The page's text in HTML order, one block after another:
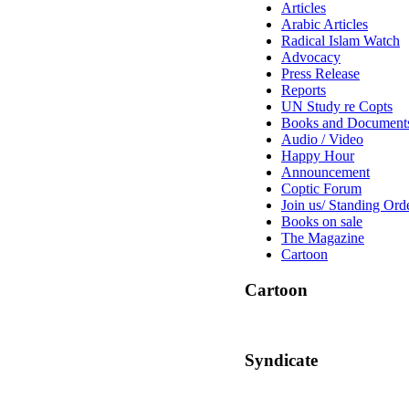
Articles
Arabic Articles
Radical Islam Watch
Advocacy
Press Release
Reports
UN Study re Copts
Books and
Audio / Video
Happy Hour
Announcement
Coptic Forum
Join us/ Standing
Books on sale
The Magazine
Cartoon
Cartoon
Syndicate